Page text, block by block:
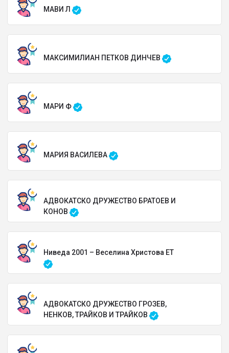
МАВИ Л
МАКСИМИЛИАН ПЕТКОВ ДИНЧЕВ
МАРИ Ф
МАРИЯ ВАСИЛЕВА
АДВОКАТСКО ДРУЖЕСТВО БРАТОЕВ И
КОНОВ
Ниведа 2001 – Веселина Христова ЕТ
АДВОКАТСКО ДРУЖЕСТВО ГРОЗЕВ,
НЕНКОВ, ТРАЙКОВ И ТРАЙКОВ